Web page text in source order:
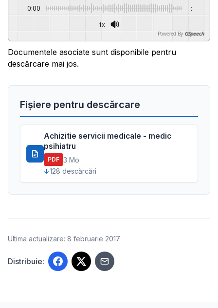
0:00 -:--
1x
Powered By GSpeech
Documentele asociate sunt disponibile pentru
descărcare mai jos.
Fișiere pentru descărcare
Achizitie servicii medicale - medic
psihiatru
PDF 3 Mo
128 descărcări
Ultima actualizare: 8 februarie 2017
Distribuie: